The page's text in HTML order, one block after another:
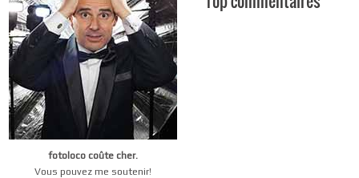
fotoloco coûte cher.
Vous pouvez me soutenir!